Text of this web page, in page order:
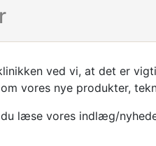
ved vi, at det er
vores nye produkter,
læse vores indlæg/